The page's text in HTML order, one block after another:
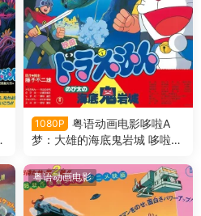
1080P
粤语动画电影哆啦A
梦：大雄的海底鬼岩城 哆啦A
粤语版
粤语动画电影